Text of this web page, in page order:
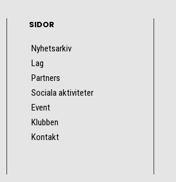
SIDOR
Nyhetsarkiv
Lag
Partners
Sociala aktiviteter
Event
Klubben
Kontakt